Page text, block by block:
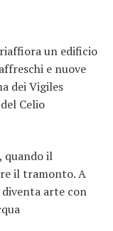
un edificio
e nuove
dei Vigiles
Celio
quando il
il tramonto. A
diventa arte con